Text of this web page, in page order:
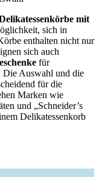
mit
sich in
enthalten nicht nur
sich auch
für
Die Auswahl und die
für die
Marken wie
und „Schneider’s
Delikatessenkorb